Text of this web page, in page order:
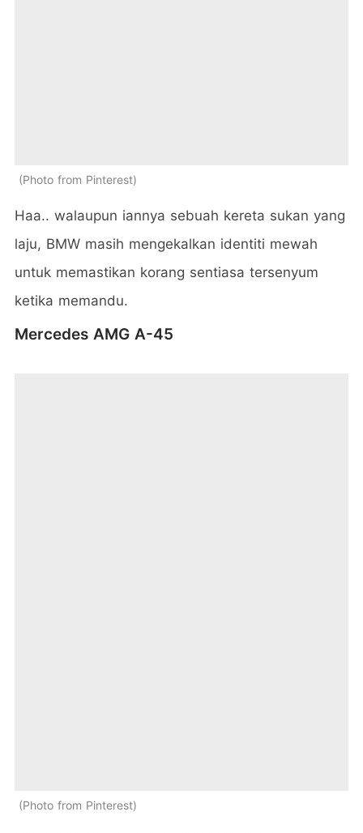
Photo from Pinterest
Haa.. walaupun iannya sebuah kereta sukan yang
laju, BMW masih mengekalkan identiti mewah
untuk memastikan korang sentiasa tersenyum
ketika memandu.
Mercedes AMG A-45
Photo from Pinterest